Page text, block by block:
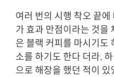
여러 번의 시행 착오 끝
가 효과 만점이라는 것을
은 블랙 커피를 마시기도
소를 하기도 한다 더라.
으로 해장을 했던 적이